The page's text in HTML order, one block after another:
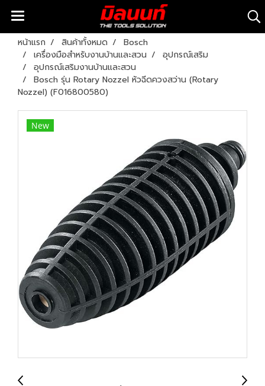
หน้าแรก สินค้าทั้งหมด
Bosch
เครื่องมือสำหรับงานบ้านและสวน
อุปกรณ์เสริม
อุปกรณ์เสริมงานบ้านและสวน
Bosch รุ่น Rotary Nozzel หัวฉีดควงสว่าน (Rotary
Nozzel) (F016800580)
New